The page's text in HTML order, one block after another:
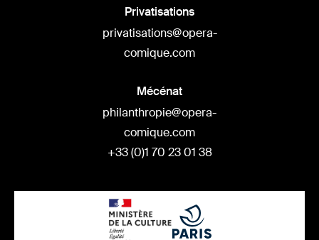
Privatisations
privatisations@opera-
comique.com
Mécénat
philanthropie@opera-
comique.com
+33 (0)1 70 23 01 38